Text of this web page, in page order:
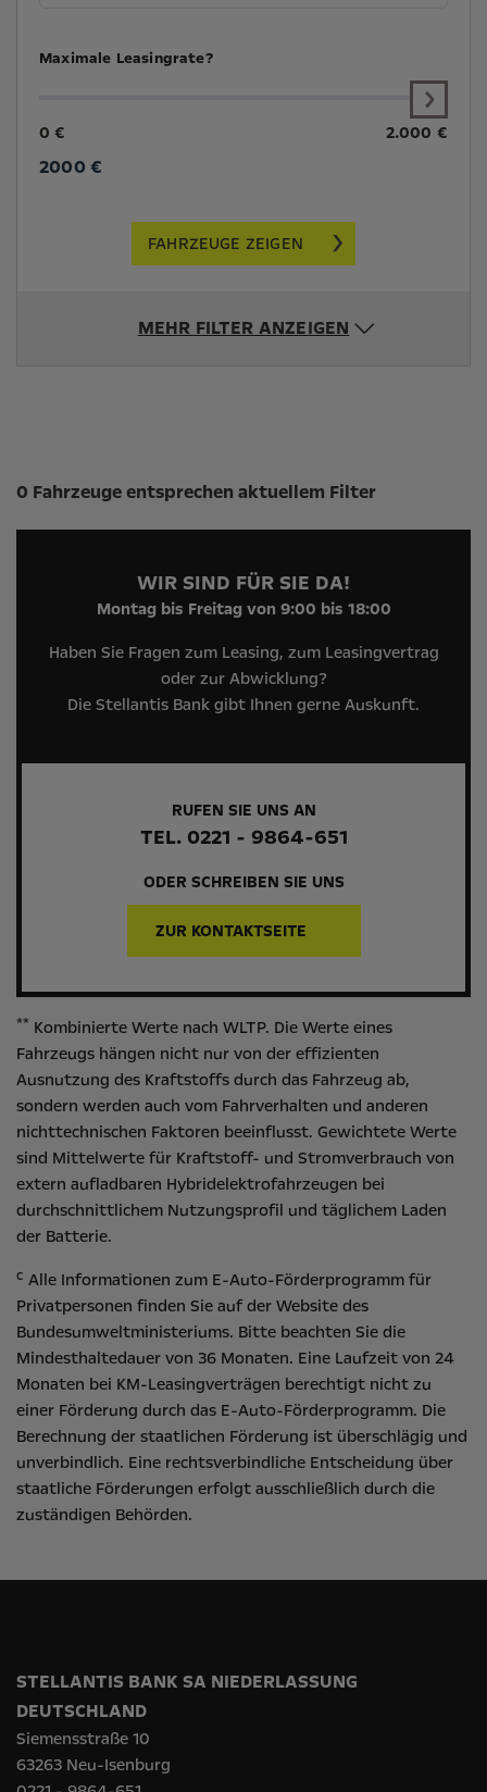
Maximale Leasingrate?
0 € 2.000 €
2000 €
FAHRZEUGE ZEIGEN
MEHR FILTER ANZEIGEN
Suchergebnisse
0 Fahrzeuge entsprechen aktuellem Filter
WIR SIND FÜR SIE DA!
Montag bis Freitag von 9:00 bis 18:00
Haben Sie Fragen zum Leasing, zum Leasingvertrag
oder zur Abwicklung?
Die Stellantis Bank gibt Ihnen gerne Auskunft.
RUFEN SIE UNS AN
TEL. 0221 - 9864-651
ODER SCHREIBEN SIE UNS
ZUR KONTAKTSEITE
** Kombinierte Werte nach WLTP. Die Werte eines
Fahrzeugs hängen nicht nur von der effizienten
Ausnutzung des Kraftstoffs durch das Fahrzeug ab,
sondern werden auch vom Fahrverhalten und anderen
nichttechnischen Faktoren beeinflusst. Gewichtete Werte
sind Mittelwerte für Kraftstoff- und Stromverbrauch von
extern aufladbaren Hybridelektrofahrzeugen bei
durchschnittlichem Nutzungsprofil und täglichem Laden
der Batterie.
c Alle Informationen zum E-Auto-Förderprogramm für
Privatpersonen finden Sie auf der Website des
Bundesumweltministeriums. Bitte beachten Sie die
Mindesthaltedauer von 36 Monaten. Eine Laufzeit von 24
Monaten bei KM-Leasingverträgen berechtigt nicht zu
einer Förderung durch das E-Auto-Förderprogramm. Die
Berechnung der staatlichen Förderung ist überschlägig und
unverbindlich. Eine rechtsverbindliche Entscheidung über
staatliche Förderungen erfolgt ausschließlich durch die
zuständigen Behörden.
STELLANTIS BANK SA NIEDERLASSUNG
DEUTSCHLAND
Siemensstraße 10
63263 Neu-Isenburg